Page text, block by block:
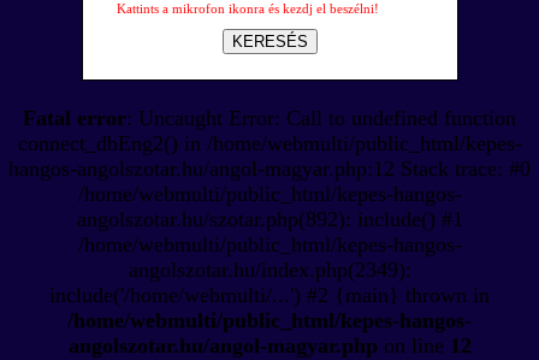
Kattints a mikrofon ikonra és kezdj el beszélni!
KERESÉS
Fatal error: Uncaught Error: Call to undefined function
connect_dbEng2() in /home/webmulti/public_html/kepes-
hangos-angolszotar.hu/angol-magyar.php:12 Stack trace: #0
/home/webmulti/public_html/kepes-hangos-
angolszotar.hu/szotar.php(892): include() #1
/home/webmulti/public_html/kepes-hangos-
angolszotar.hu/index.php(2349):
include('/home/webmulti/...') #2 {main} thrown in
/home/webmulti/public_html/kepes-hangos-
angolszotar.hu/angol-magyar.php on line 12